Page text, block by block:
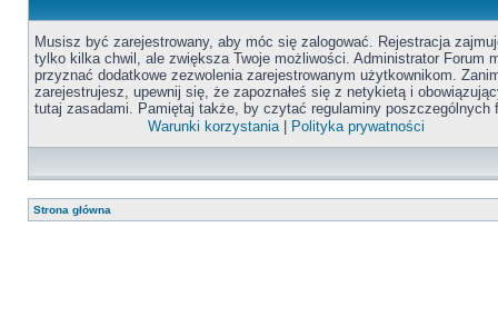
Musisz być zarejestrowany, aby móc się zalogować. Rejestracja
tylko kilka chwil, ale zwiększa Twoje możliwości. Administrator Forum
przyznać dodatkowe zezwolenia zarejestrowanym użytkownikom.
zarejestrujesz, upewnij się, że zapoznałeś się z netykietą i
tutaj zasadami. Pamiętaj także, by czytać regulaminy poszczególnych
Warunki korzystania| Polityka prywatności
Strona główna